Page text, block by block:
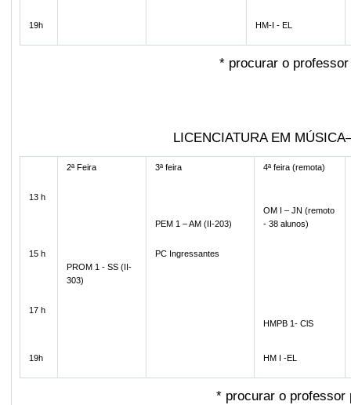
19h HM-I - EL
* procurar o
LICENCIATURA EM
2ª Feira 3ª feira 4ª feira (remota)
13 h
PEM 1 – AM (II-203)
OM I – JN (remoto
- 38 alunos)
15 h
PROM 1 - SS (II-
303)
PC Ingressantes
17 h
HMPB 1- ClS
19h HM I -EL
*procurar o professor